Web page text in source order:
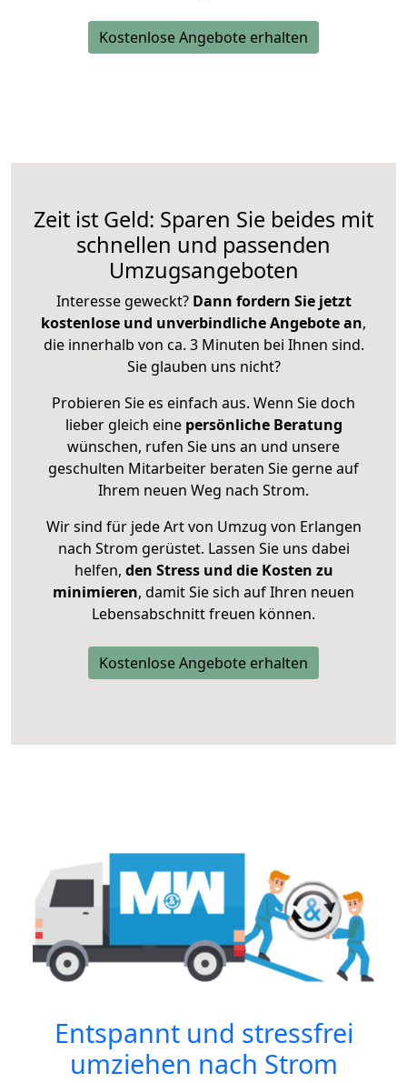
Kostenlose Angebote erhalten
Zeit ist Geld: Sparen Sie beides mit
schnellen und passenden
Umzugsangeboten
Interesse geweckt? Dann fordern Sie jetzt
kostenlose und unverbindliche Angebote an,
die innerhalb von ca. 3 Minuten bei Ihnen sind.
Sie glauben uns nicht?
Probieren Sie es einfach aus. Wenn Sie doch
lieber gleich eine persönliche Beratung
wünschen, rufen Sie uns an und unsere
geschulten Mitarbeiter beraten Sie gerne auf
Ihrem neuen Weg nach Strom.
Wir sind für jede Art von Umzug von Erlangen
nach Strom gerüstet. Lassen Sie uns dabei
helfen, den Stress und die Kosten zu
minimieren, damit Sie sich auf Ihren neuen
Lebensabschnitt freuen können.
Kostenlose Angebote erhalten
Entspannt und stressfrei
umziehen nach Strom